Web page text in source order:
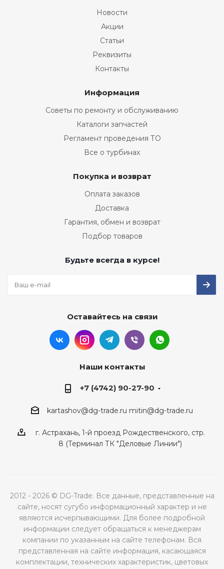
Новости
Акции
Статьи
Реквизиты
Контакты
Информация
Советы по ремонту и обслуживанию
Каталоги запчастей
Регламент проведения ТО
Все о турбинах
Покупка и возврат
Оплата заказов
Доставка
Гарантия, обмен и возврат
Подбор товаров
Будьте всегда в курсе!
Оставайтесь на связи
Наши контакты
+7 (4742) 90-27-90
kartashov@dg-trade.ru mitin@dg-trade.ru
г. Астрахань, 1-й проезд Рождественского, стр.
8 (Терминал ТК "Деловые Линии")
2012 - 2026 © DG-Trade. Все данные, представленные на
сайте, носят сугубо информационный характер и не
являются исчерпывающими. Для более подробной
информации следует обращаться к менеджерам
компании по указанным на сайте телефонам. Вся
представленная на сайте информация, касающаяся
комплектации, технических характеристик, цветовых